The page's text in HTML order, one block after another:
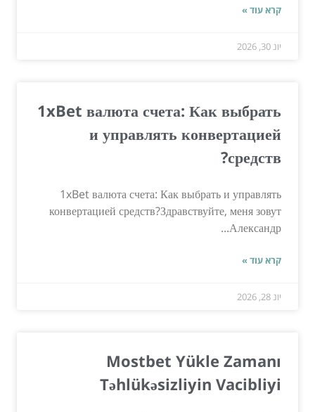
קרא עוד »
יונ 30, 2026
1xBet валюта счета: Как выбрать
и управлять конвертацией
средств?
1xBet валюта счета: Как выбрать и управлять
конвертацией средств?Здравствуйте, меня зовут
Александр...
קרא עוד »
יונ 28, 2026
Mostbet Yükle Zamanı
Təhlükəsizliyin Vacibliyi